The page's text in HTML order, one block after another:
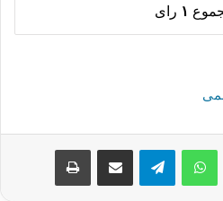
۱ رای
واتس آپ تلگرام اشتراک گذاری از طریق ایمیل چاپ